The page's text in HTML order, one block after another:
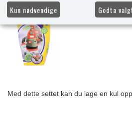
Med dette settet kan du lage en kul
Kun nødvendige Godta